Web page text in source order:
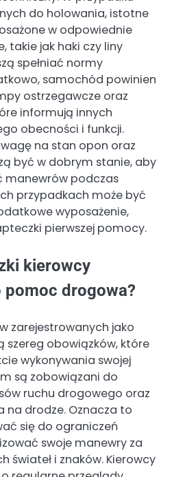
do holowania, istotne
w odpowiednie
takie jak haki czy liny
spełniać normy
samochód powinien
ostrzegawcze oraz
informują innych
obecności i funkcji.
na stan opon oraz
być w dobrym stanie, aby
manewrów podczas
przypadkach może być
wyposażenie,
pierwszej pomocy.
kierowcy
drogowa?
zarejestrowanych jako
obowiązków, które
wykonywania swojej
są zobowiązani do
ruchu drogowego oraz
na drodze. Oznacza to
się do ograniczeń
swoje manewry za
i znaków. Kierowcy